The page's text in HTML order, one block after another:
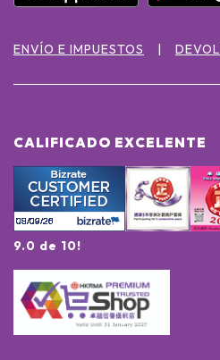
ENVÍO E IMPUESTOS
CALIFICADO EXCELENTE
9.0 de 10!